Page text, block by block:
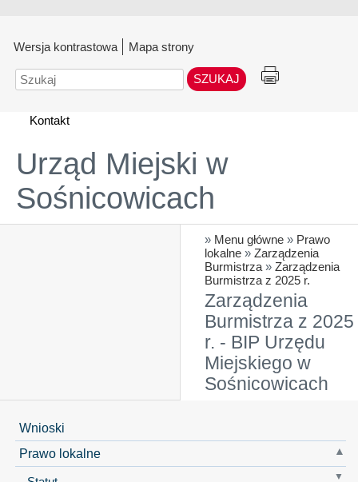
Wersja kontrastowa Mapa strony
Szukaj
Kontakt
Urząd Miejski w
Sośnicowicach
» Menu główne » Prawo
lokalne » Zarządzenia
Burmistrza » Zarządzenia
Burmistrza z 2025 r.
Zarządzenia
Burmistrza z 2025
r. - BIP Urzędu
Miejskiego w
Sośnicowicach
Wnioski
Prawo lokalne